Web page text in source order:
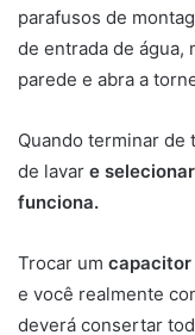
parafusos de
de entrada de água,
parede e abra a
Quando terminar de
de lavar e
funciona.
Trocar um capacitor
e você realmente
deverá consertar